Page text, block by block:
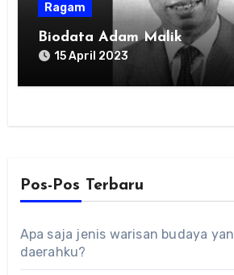
Ragam
Biodata Adam Malik
15 April 2023
Pos-Pos Terbaru
Apa saja jenis warisan budaya
daerahku?